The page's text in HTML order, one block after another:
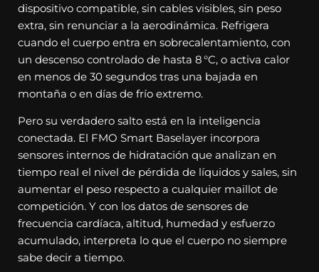
dispositivo compatible, sin cables visibles, sin peso
extra, sin renunciar a la aerodinámica. Refrigera
cuando el cuerpo entra en sobrecalentamiento, con
un descenso controlado de hasta 8 °C, o activa calor
en menos de 30 segundos tras una bajada en
montaña o en días de frío extremo.
Pero su verdadero salto está en la inteligencia
conectada. El FMO Smart Baselayer incorpora
sensores internos de hidratación que analizan en
tiempo real el nivel de pérdida de líquidos y sales, sin
aumentar el peso respecto a cualquier maillot de
competición. Y con los datos de sensores de
frecuencia cardíaca, altitud, humedad y esfuerzo
acumulado, interpreta lo que el cuerpo no siempre
sabe decir a tiempo.